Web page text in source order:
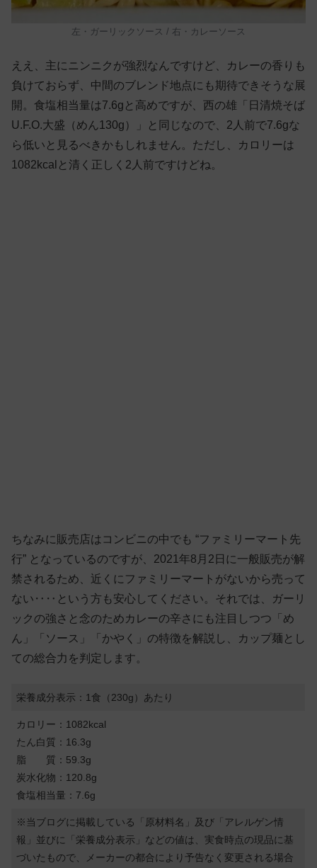
左・ガーリックソース / 右・カレーソース
ええ、主にニンニクが強烈なんですけど、カレーの香りも
負けておらず、中間のブレンド地点にも期待できそうな展
開。食塩相当量は7.6gと高めですが、西の雄「日清焼そば
U.F.O.大盛（めん130g）」と同じなので、2人前で7.6gな
ら低いと見るべきかもしれません。ただし、カロリーは
1082kcalと清く正しく2人前ですけどね。
ちなみに販売店はコンビニの中でも “ファミリーマート先
行” となっているのですが、2021年8月2日に一般販売が解
禁されるため、近くにファミリーマートがないから売って
ない‥‥という方も安心してください。それでは、ガーリ
ックの強さと念のためカレーの辛さにも注目しつつ「め
ん」「ソース」「かやく」の特徴を解説し、カップ麺とし
ての総合力を判定します。
栄養成分表示：1食（230g）あたり
カロリー：1082kcal
たん白質：16.3g
脂 質：59.3g
炭水化物：120.8g
食塩相当量：7.6g
※当ブログに掲載している「原材料名」及び「アレルゲン情
報」並びに「栄養成分表示」などの値は、実食時点の現品に基
づいたもので、メーカーの都合により予告なく変更される場合